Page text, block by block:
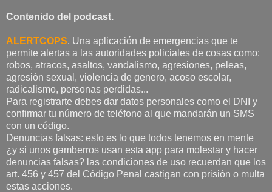
Contenido del podcast.
ALERTCOPS. Una aplicación de emergencias que te
permite alertas a las autoridades policiales de cosas como:
robos, atracos, asaltos, vandalismo, agresiones, peleas,
agresión sexual, violencia de genero, acoso escolar,
radicalismo, personas perdidas...
Para registrarte debes dar datos personales como el DNI y
confirmar tu número de teléfono al que mandarán un SMS
con un código.
Denuncias falsas: esto es lo que todos tenemos en mente
¿y si unos gamberros usan esta app para molestar y hacer
denuncias falsas? las condiciones de uso recuerdan que los
art. 456 y 457 del Código Penal castigan con prisión o multa
estas acciones.